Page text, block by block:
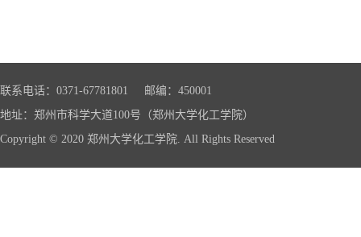
联系电话：0371-67781801 邮编：450001
地址：郑州市科学大道100号（郑州大学化工学院）
Copyright © 2020 郑州大学化工学院. All Rights Reserved